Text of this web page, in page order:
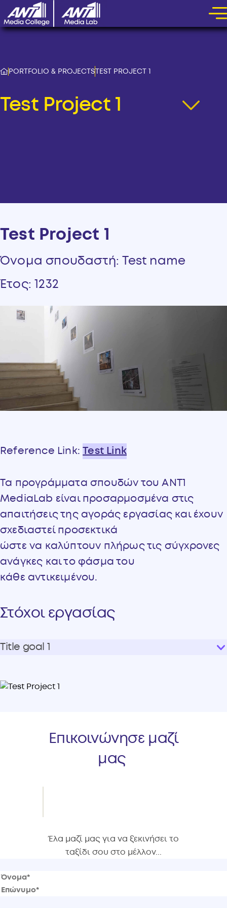
PORTFOLIO & PROJECTSTEST PROJECT 1
Test Project 1
Test Project 1
Όνομα σπουδαστή: Test name
Έτος: 1232
Reference Link: Test Link
Τα προγράμματα σπουδών του ANT1
MediaLab είναι προσαρμοσμένα στις
απαιτήσεις της αγοράς εργασίας και έχουν
σχεδιαστεί προσεκτικά
ώστε να καλύπτουν πλήρως τις σύγχρονες
ανάγκες και το φάσμα του
κάθε αντικειμένου.
Στόχοι εργασίας
Title goal 1
απαιτήσεις της αγοράς εργασίας και έχουν σχεδιαστεί
κάθε αντικειμένου.Επικοινώνησε μαζί
μας
Έλα μαζί μας για να ξεκινήσει το
ταξίδι σου στο μέλλον...